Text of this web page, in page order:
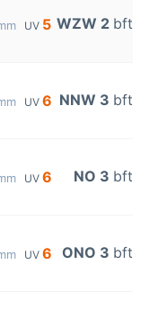
UV 5 WZW 2 bft
UV 6 NNW 3 bft
UV 6 NO 3 bft
UV 6 ONO 3 bft